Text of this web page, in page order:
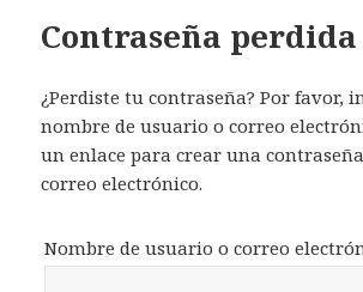
Contraseña perdida
¿Perdiste tu contraseña? Por favor,
nombre de usuario o correo
un enlace para crear una
correo electrónico.
Nombre de usuario o correo